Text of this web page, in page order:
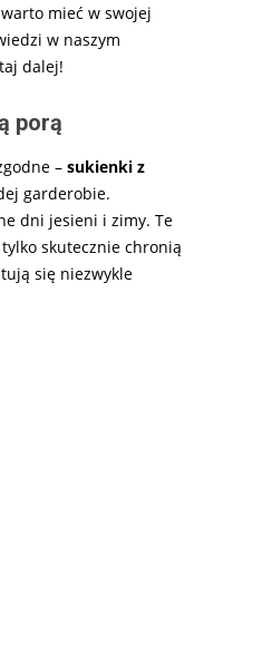
mieć w swojej
w naszym
dalej!
porą
– sukienki z
garderobie.
dni jesieni i zimy. Te
skutecznie chronią
się niezwykle